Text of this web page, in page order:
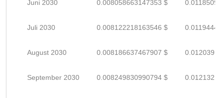
Juni 2030 0.008058663147353 $
Juli 2030 0.008122218163546 $
August 2030 0.008186637467907 $
September 2030 0.008249830990794 $